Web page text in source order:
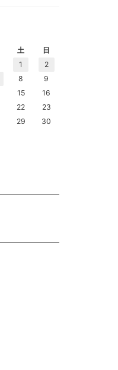
土 日
1
2
8
9
15
16
22
23
29
30